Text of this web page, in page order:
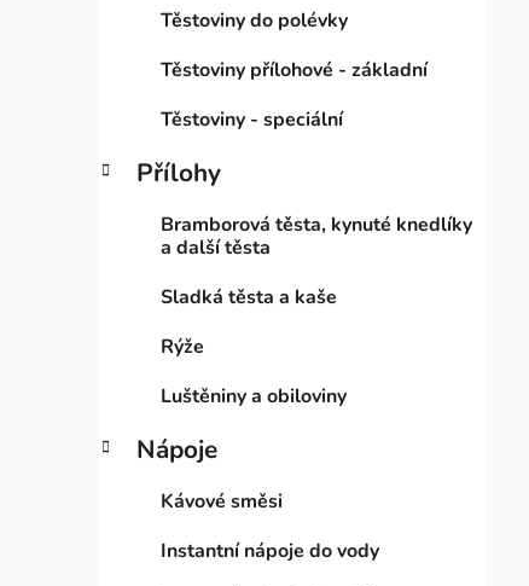
Těstoviny do polévky
Těstoviny přílohové - základní
Těstoviny - speciální
Přílohy
Bramborová těsta, kynuté knedlíky
a další těsta
Sladká těsta a kaše
Rýže
Luštěniny a obiloviny
Nápoje
Kávové směsi
Instantní nápoje do vody